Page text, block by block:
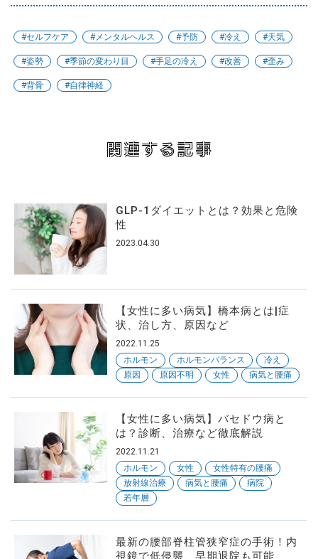
#セルフケア #メンタルヘルス #予防 #冷え #天気
#姿勢 #季節の変わり目 #手足の冷え #改善 #歪み
#背骨 #自律神経
関連する記事
GLP-1ダイエットとは？効果と危険
性
2023.04.30
【女性に多い病気】橋本病とは|症
状、治し方、原因など
2022.11.25
ホルモン
ホルモンバランス
冷え
原因
原因不明 女性 病気と腰痛
【女性に多い病気】バセドウ病と
は？診断、治療など徹底解説
2022.11.21
ホルモン
女性
女性特有の腰痛
放射線治療
病気と腰痛
病院
若年層
最新の腰部脊柱管狭窄症の手術！内
視鏡で低侵襲、早期退院も可能